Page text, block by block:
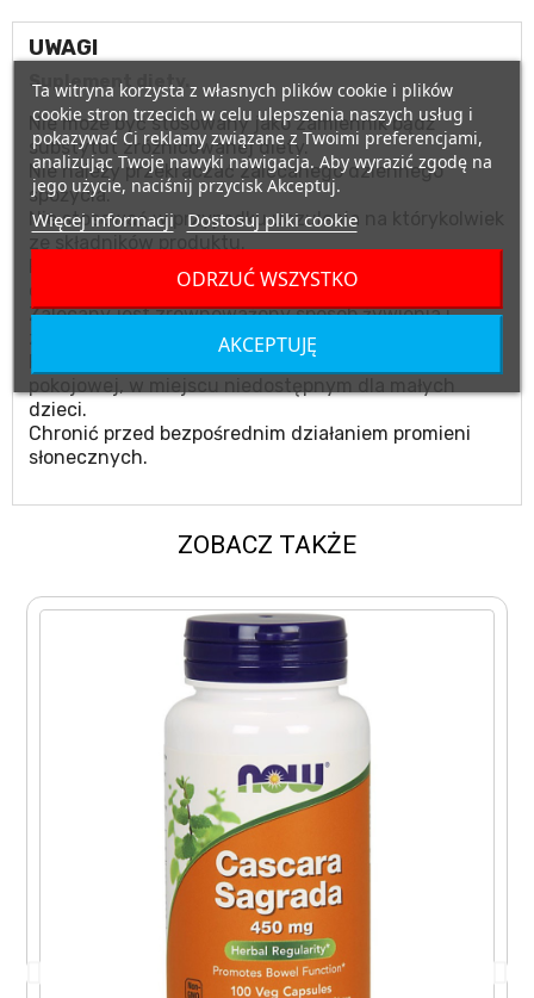
UWAGI
Suplement diety.
Nie może być stosowany jako zamiennik bądź
substytut zróżnicowanej diety.
Nie należy przekraczać zalecanego dziennego
spożycia.
Nie stosować w przypadku uczulenia na którykolwiek
Produktu nie należy podawać matkom karmiącym
oraz kobietom w ciąży.
Zalecany jest zrównoważony sposób żywienia i
Przechowywać w suchym miejscu, w temperaturze
dzieci.
Chronić przed bezpośrednim działaniem promieni
słonecznych.
ZOBACZ TAKŻE
Ta witryna korzysta z własnych plików cookie i plików
cookie stron trzecich w celu ulepszenia naszych usług i
pokazywać Ci reklamy związane z Twoimi preferencjami,
analizując Twoje nawyki nawigacja. Aby wyrazić zgodę na
jego użycie, naciśnij przycisk Akceptuj.
Więcej informacji Dostosuj pliki cookie
ODRZUĆ WSZYSTKO
AKCEPTUJĘ